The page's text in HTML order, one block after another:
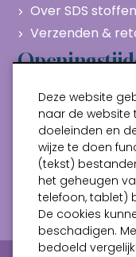
Over SDS stoffen
Verzenden &
Maandag
Dinsdag
Woensdag
Donderdag
Vrijdag
Zaterdag
Deze website
naar de website
doeleinden en
wijze te doen
(tekst)
het geheugen
telefoon, tablet)
De cookies
beschadigen.
bedoeld